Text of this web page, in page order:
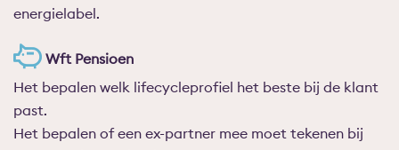
energielabel.
Wft Pensioen
Het bepalen welk lifecycleprofiel het beste bij de klant
past.
Het bepalen of een ex-partner mee moet tekenen bij